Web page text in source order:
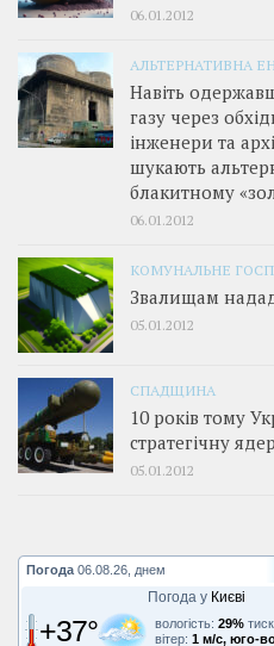
06.01.2012
АЛЬТЕРНАТИВНА
Навіть
газу через
інженери та
шукають
блакитному
06.01.2012
КОМУНАЛЬНЕ
Звалищам
05.01.2012
СПАДЩИНА
10 років тому
стратегічну
05.01.2012
Погода 06.08.26, днем
Погода у Києві
+37° вологість: 29%
вітер: 1 м/с, юго-